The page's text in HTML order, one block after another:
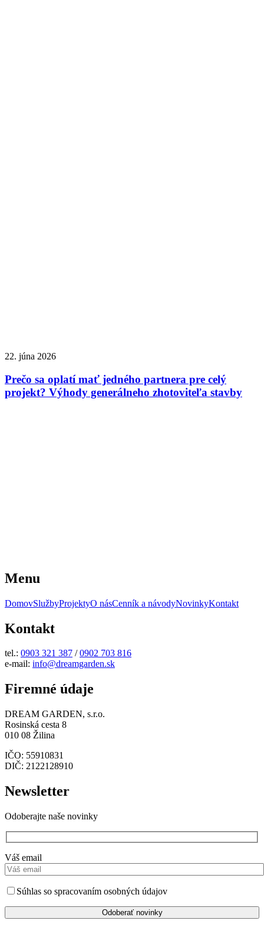
22. júna 2026
Prečo sa oplatí mať jedného partnera pre celý
projekt? Výhody generálneho zhotoviteľa stavby
Menu
DomovSlužbyProjektyO násCenník a návodyNovinkyKontakt
Kontakt
tel.: 0903 321 387 /0902 703 816
e-mail: info@dreamgarden.sk
Firemné údaje
DREAM GARDEN, s.r.o.
Rosinská cesta 8
010 08 Žilina
IČO: 55910831
DIČ: 2122128910
Newsletter
Odoberajte naše novinky
Váš email
Súhlas so spracovaním osobných údajov